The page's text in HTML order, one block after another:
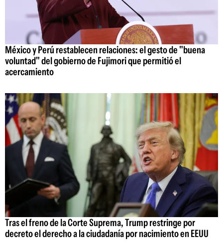
México y Perú restablecen relaciones: el gesto de "buena
voluntad" del gobierno de Fujimori que permitió el
acercamiento
Tras el freno de la Corte Suprema, Trump restringe por
decreto el derecho a la ciudadanía por nacimiento en EEUU